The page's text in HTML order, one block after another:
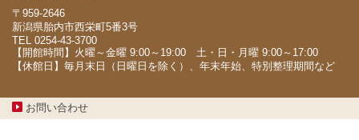
〒959-2646
新潟県胎内市西栄町5番3号
TEL 0254-43-3700
【開館時間】火曜～金曜 9:00～19:00 土・日・月曜 9:00～17:00
【休館日】毎月末日（日曜日を除く）、年末年始、特別整理期間など
お問い合わせ